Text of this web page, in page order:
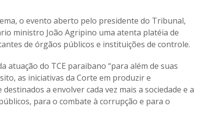
o evento aberto pelo presidente do Tribunal,
ministro João Agripino uma atenta platéia de
de órgãos públicos e instituições de controle.
atuação do TCE paraibano “para além de suas
as iniciativas da Corte em produzir e
a envolver cada vez mais a sociedade e a
para o combate à corrupção e para o